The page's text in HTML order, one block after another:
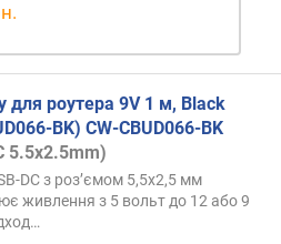
для роутера 9V 1 м, Black
BK) CW-CBUD066-BK
5.5х2.5mm)
DC з роз’ємом 5,5x2,5 мм
живлення з 5 вольт до 12 або 9